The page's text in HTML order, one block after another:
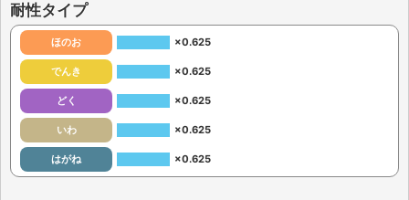
耐性タイプ
ほのお ×0.625
でんき ×0.625
どく ×0.625
いわ ×0.625
はがね ×0.625